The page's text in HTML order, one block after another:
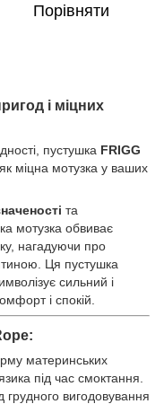
Порівняти
і міцних
пустушка FRIGG
міцна мотузка у ваших
та
мотузка обвиває
нагадуючи про
Ця пустушка
сильний і
і спокій.
материнських
під час смоктання.
грудного вигодовування